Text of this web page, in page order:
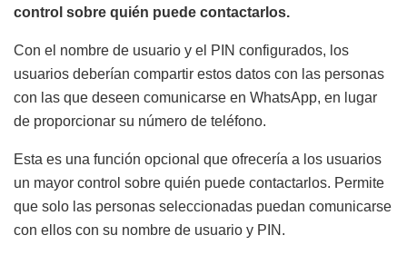
control sobre quién puede contactarlos.
Con el nombre de usuario y el PIN configurados, los
usuarios deberían compartir estos datos con las personas
con las que deseen comunicarse en WhatsApp, en lugar
de proporcionar su número de teléfono.
Esta es una función opcional que ofrecería a los usuarios
un mayor control sobre quién puede contactarlos. Permite
que solo las personas seleccionadas puedan comunicarse
con ellos con su nombre de usuario y PIN.